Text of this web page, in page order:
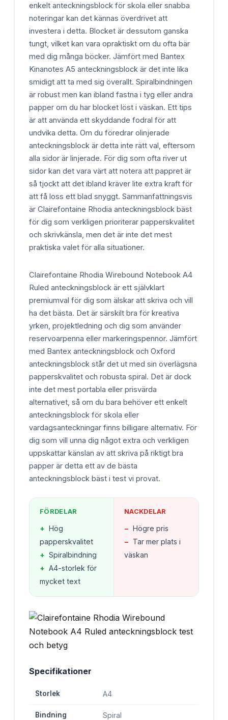
enkelt anteckningsblock för skola eller snabba
noteringar kan det kännas överdrivet att
investera i detta. Blocket är dessutom ganska
tungt, vilket kan vara opraktiskt om du ofta bär
med dig många böcker. Jämfört med Bantex
Kinanotes A5 anteckningsblock är det inte lika
smidigt att ta med sig överallt. Spiralbindningen
är robust men kan ibland fastna i tyg eller andra
papper om du har blocket löst i väskan. Ett tips
är att använda ett skyddande fodral för att
undvika detta. Om du föredrar olinjerade
anteckningsblock är detta inte rätt val, eftersom
alla sidor är linjerade. För dig som ofta river ut
sidor kan det vara värt att notera att pappret är
så tjockt att det ibland kräver lite extra kraft för
att få loss ett blad snyggt. Sammanfattningsvis
är Clairefontaine Rhodia anteckningsblock bäst
för dig som verkligen prioriterar papperskvalitet
och skrivkänsla, men det är inte det mest
praktiska valet för alla situationer.
Clairefontaine Rhodia Wirebound Notebook A4
Ruled anteckningsblock är ett självklart
premiumval för dig som älskar att skriva och vill
ha det bästa. Det är särskilt bra för kreativa
yrken, projektledning och dig som använder
reservoarpenna eller markeringspennor. Jämfört
med Bantex anteckningsblock och Oxford
anteckningsblock står det ut med sin överlägsna
papperskvalitet och robusta spiral. Det är dock
inte det mest portabla eller prisvärda
alternativet, så om du bara behöver ett enkelt
anteckningsblock för skola eller
vardagsanteckningar finns billigare alternativ. För
dig som vill unna dig något extra och verkligen
uppskattar känslan av att skriva på riktigt bra
papper är detta ett av de bästa
anteckningsblock bäst i test vi provat.
FÖRDELAR
+ Hög
papperskvalitet
+ Spiralbindning
+ A4-storlek för
mycket text
NACKDELAR
− Högre pris
− Tar mer plats i
väskan
Specifikationer
Storlek A4
Bindning Spiral